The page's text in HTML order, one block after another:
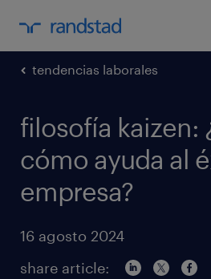
tendencias laborales
filosofía kaizen:
cómo ayuda al
empresa?
16 agosto 2024
share article: